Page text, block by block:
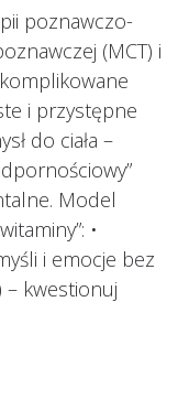
poznawczo-
(MCT) i
i przystępne
do ciała –
Model
•
i emocje bez
– kwestionuj